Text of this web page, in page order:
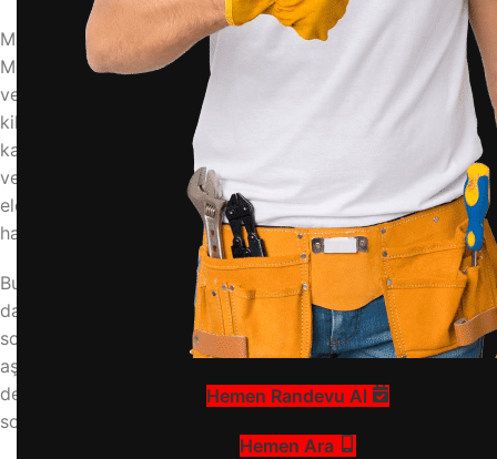
Hemen Randevu Al
Hemen Ara
Makinenin Kilitlenme Nedenleri
Modern Vestel çamaşır makinelerinde kapı, su doluyken
veya tambur dönerken güvenlik amacıyla otomatik olarak
kilitlenir. Bu, kullanıcıyı su baskını veya yaralanma riskine
karşı korur. Kilitlenme genellikle program sona erdiğinde
veya su tahliye olduğunda çözülür. Ancak bazen arıza,
elektrik kesintisi veya sensör hatası nedeniyle kapı açılmaz
hale gelir.
Bu gibi durumlarda, öncelikle makinenin fişini çekip 5-10
dakika bekleyerek sıfırlama yapmayı deneyin. Çoğu kilit
sorunu bu yöntemle çözülür. Eğer hala açılmazsa,
aşağıdaki adımlara geçin. Bu gibi durumlarda profesyonel
destek almanız gerekir. Vestel çamaşır makinesi kilit
sorunları konusunda uzman ekibimizle hizmetinizdeyiz.